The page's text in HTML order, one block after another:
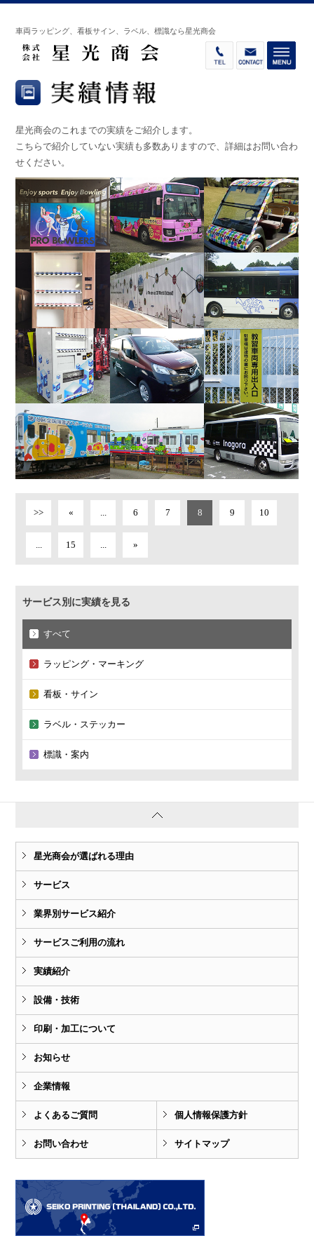
車両ラッピング、看板サイン、ラベル、標識なら星光商会
星光商会のこれまでの実績をご紹介します。
こちらで紹介していない実績も多数ありますので、詳細はお問い合わ
せください。
>> « 6 7 8 9 10
15 »
サービス別に実績を見る
すべて
ラッピング・マーキング
看板・サイン
ラベル・ステッカー
標識・案内
星光商会が選ばれる理由
サービス
業界別サービス紹介
サービスご利用の流れ
実績紹介
設備・技術
印刷・加工について
お知らせ
企業情報
よくあるご質問 個人情報保護方針
お問い合わせ サイトマップ